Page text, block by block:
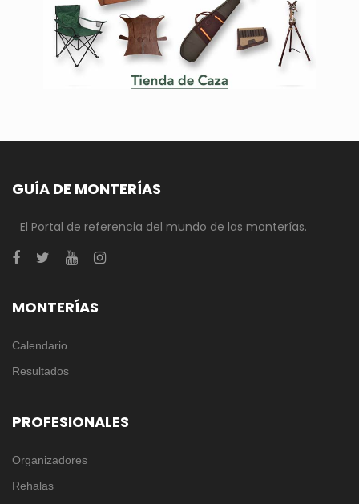
GUÍA DE MONTERÍAS
El Portal de referencia del mundo de las monterías.
MONTERÍAS
Calendario
Resultados
PROFESIONALES
Organizadores
Rehalas